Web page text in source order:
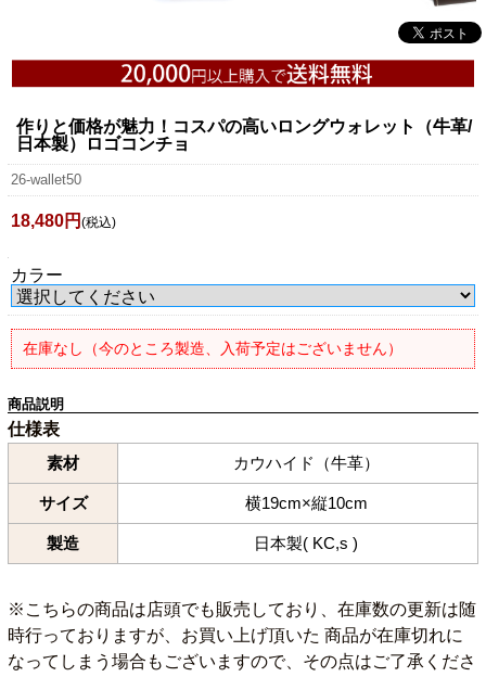
作りと価格が魅力！コスパの高いロングウォレット（牛革/
日本製）ロゴコンチョ
26-wallet50
18,480円 (税込)
カラー
在庫なし（今のところ製造、入荷予定はございません）
商品説明
仕様表
素材 カウハイド（牛革）
サイズ 横19cm×縦10cm
製造 日本製( KC,s )
※こちらの商品は店頭でも販売しており、在庫数の更新は随
時行っておりますが、お買い上げ頂いた 商品が在庫切れに
なってしまう場合もございますので、その点はご了承くださ